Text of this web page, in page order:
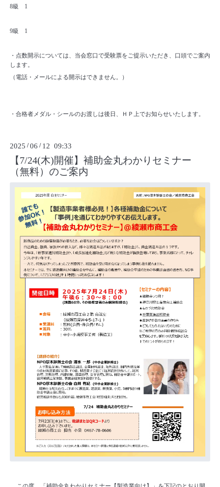
8級 1
9級 1
・点数開示については、当会窓口で受験票をご提示いただき、口頭でご案内
します。
（電話・メールによる開示はできません。）
・合格者メダル・シールのお渡しは後日、ＨＰ上でお知らせいたします。
2025 /06 / 12 09:33
【7/24(木)開催】補助金丸わかりセミナー
（無料）のご案内